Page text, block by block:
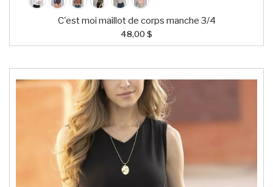
C'est moi maillot de corps manche 3/4
48,00 $